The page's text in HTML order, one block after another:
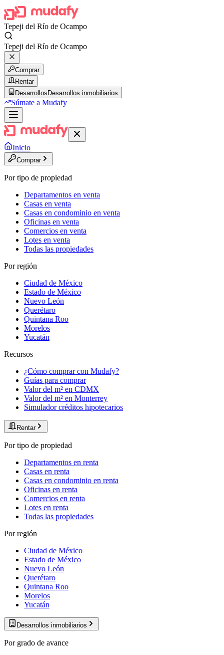
Tepeji del Río de Ocampo
Tepeji del Río de Ocampo
Comprar
Rentar
Desarrollos Desarrollos inmobiliarios
Súmate a Mudafy
Inicio
Comprar
Por tipo de propiedad
Departamentos en venta
Casas en venta
Casas en condominio en venta
Oficinas en venta
Comercios en venta
Lotes en venta
Todas las propiedades
Por región
Ciudad de México
Estado de México
Nuevo León
Querétaro
Quintana Roo
Morelos
Yucatán
Recursos
¿Cómo comprar con Mudafy?
Guías para comprar
Valor del m² en CDMX
Valor del m² en Monterrey
Simulador créditos hipotecarios
Rentar
Por tipo de propiedad
Departamentos en renta
Casas en renta
Casas en condominio en renta
Oficinas en renta
Comercios en renta
Lotes en renta
Todas las propiedades
Por región
Ciudad de México
Estado de México
Nuevo León
Querétaro
Quintana Roo
Morelos
Yucatán
Desarrollos inmobiliarios
Por grado de avance